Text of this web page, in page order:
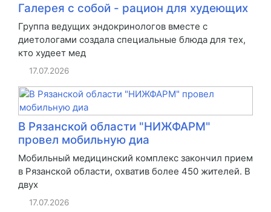
Галерея с собой - рацион для худеющих
Группа ведущих эндокринологов вместе с
диетологами создала специальные блюда для тех,
кто худеет мед
17.07.2026
В Рязанской области "НИЖФАРМ"
провел мобильную диа
Мобильный медицинский комплекс закончил прием
в Рязанской области, охватив более 450 жителей. В
двух
17.07.2026